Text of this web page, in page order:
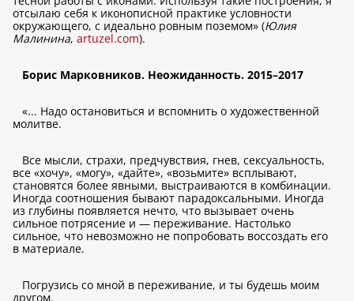
отсылаю себя к иконописной практике условности
окружающего, с идеально ровным поземом» (Юлия
Малинина, artuzel.com).
Борис Марковников. Неожиданность. 2015–2017
«... Надо остановиться и вспомнить о художественной
молитве.
Все мысли, страхи, предчувствия, гнев, сексуальность,
все «хочу», «могу», «дайте», «возьмите» всплывают,
становятся более явными, выстраиваются в комбинации.
Иногда соотношения бывают парадоксальными. Иногда
из глубины появляется нечто, что вызывает очень
сильное потрясение и — переживание. Настолько
сильное, что невозможно не попробовать воссоздать его
в материале.
Погрузись со мной в переживание, и ты будешь моим
другом.